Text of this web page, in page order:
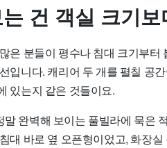
건 객실 크기
은 분들이 평수나 침대 크기부
입니다. 캐리어 두 개를 펼칠 공
있는지 같은 것들이요.
완벽해 보이는 풀빌라에 묵은
대 바로 옆 오픈형이었고, 화장